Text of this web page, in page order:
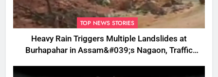
TOP NEWS STORIES
Heavy Rain Triggers Multiple Landslides at
Burhapahar in Assam&#039;s Nagaon, Traffic